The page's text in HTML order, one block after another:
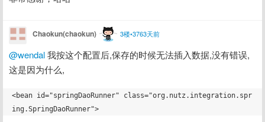
Chaokun(chaokun) 3楼•3763天前
@wendal 我按这个配置后,保存的时候无法插入数据,没有错误,
这是因为什么,
<bean id="springDaoRunner" class="org.nutz.integration.spr